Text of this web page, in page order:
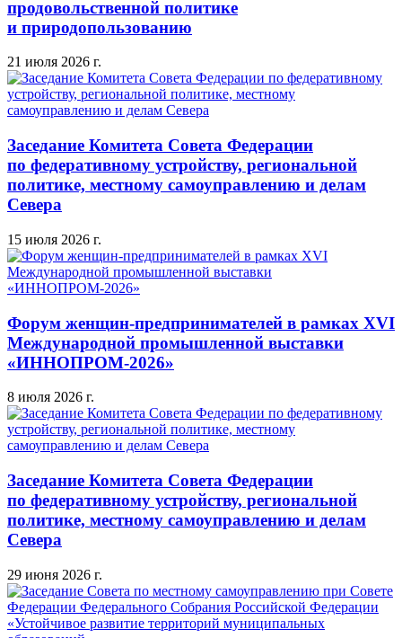
продовольственной политике
и природопользованию
21 июля 2026 г.
Заседание Комитета Совета Федерации
по федеративному устройству, региональной
политике, местному самоуправлению и делам
Севера
15 июля 2026 г.
Форум женщин-предпринимателей в рамках XVI
Международной промышленной выставки
«ИННОПРОМ-2026»
8 июля 2026 г.
Заседание Комитета Совета Федерации
по федеративному устройству, региональной
политике, местному самоуправлению и делам
Севера
29 июня 2026 г.